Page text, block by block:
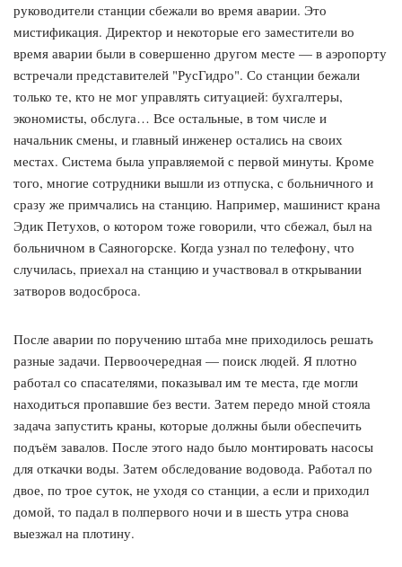
руководители станции сбежали во время аварии. Это
мистификация. Директор и некоторые его заместители во
время аварии были в совершенно другом месте — в аэропорту
встречали представителей "РусГидро". Со станции бежали
только те, кто не мог управлять ситуацией: бухгалтеры,
экономисты, обслуга… Все остальные, в том числе и
начальник смены, и главный инженер остались на своих
местах. Система была управляемой с первой минуты. Кроме
того, многие сотрудники вышли из отпуска, с больничного и
сразу же примчались на станцию. Например, машинист крана
Эдик Петухов, о котором тоже говорили, что сбежал, был на
больничном в Саяногорске. Когда узнал по телефону, что
случилась, приехал на станцию и участвовал в открывании
затворов водосброса.
После аварии по поручению штаба мне приходилось решать
разные задачи. Первоочередная — поиск людей. Я плотно
работал со спасателями, показывал им те места, где могли
находиться пропавшие без вести. Затем передо мной стояла
задача запустить краны, которые должны были обеспечить
подъём завалов. После этого надо было монтировать насосы
для откачки воды. Затем обследование водовода. Работал по
двое, по трое суток, не уходя со станции, а если и приходил
домой, то падал в полпервого ночи и в шесть утра снова
выезжал на плотину.